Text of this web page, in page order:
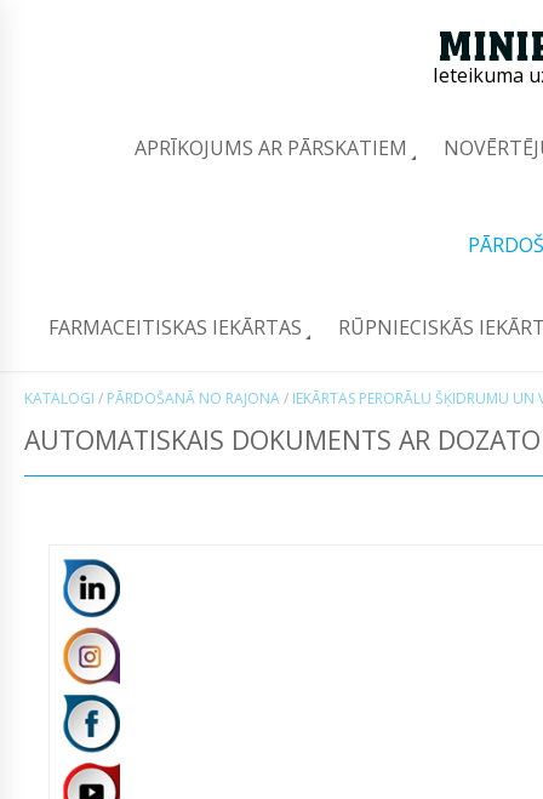
Ieteikuma
APRĪKOJUMS AR PĀRSKATIEM
FARMACEITISKAS IEKĀRTAS RŪPNIECISKĀS
KATALOGI / PĀRDOŠANĀ NO RAJONA/ IEKĀRTAS PERORĀLU ŠĶIDRUMU
AUTOMATISKAIS DOKUMENTS AR